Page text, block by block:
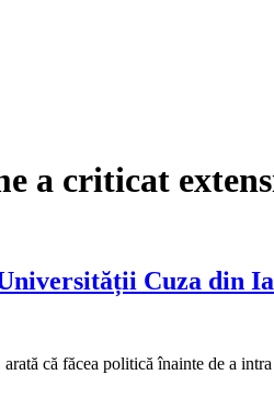
a criticat
Cuza din
că făcea politică înainte de a